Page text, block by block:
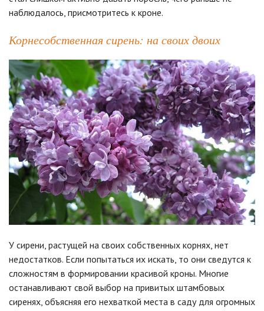
наблюдалось, присмотритесь к кроне.
Корнесобственная сирень: на своих двоих
У сирени, растущей на своих собственных корнях, нет
недостатков. Если попытаться их искать, то они сведутся к
сложностям в формировании красивой кроны. Многие
останавливают свой выбор на привитых штамбовых
сиренях, объясняя его нехваткой места в саду для огромных